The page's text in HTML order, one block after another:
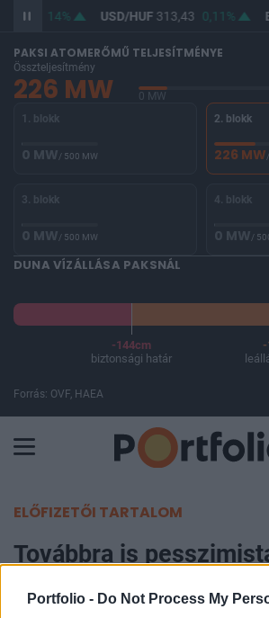
Portfolio - Do Not Process My
0,14% USD/HUF313,43 0,11%
PAKSI ATOMERŐMŰ TELJESÍTMÉNYE
Összteljesítmény
226 MW 0 MW
1. blokk
0 MW/ 500 MW
2. blokk
226 MW
3. blokk
0 MW/ 500 MW
4. blokk
0 MW/
DUNA VÍZÁLLÁSA PAKSNÁL
-144cm
biztonsági határ
Forrás: OVF, HAEA
ELŐFIZETŐI TARTALOM
Továbbra is